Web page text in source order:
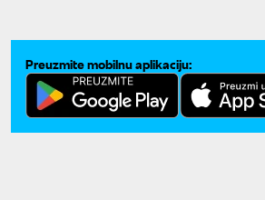
Preuzmite mobilnu aplikaciju: